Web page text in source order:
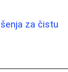
za čistu